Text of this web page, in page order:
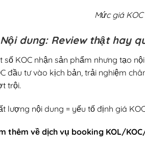
Mức giá
dung: Review thật hay
số KOC nhận sản phẩm nhưng tạo
đầu tư vào kịch bản, trải nghiệm
trội.
lượng nội dung = yếu tố định giá
thêm về dịch vụ booking KOL/